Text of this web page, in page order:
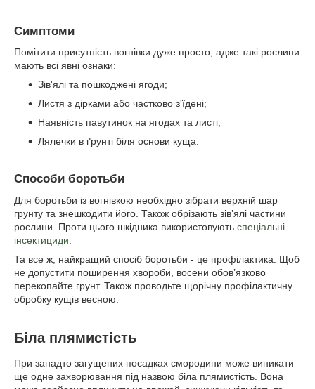
Симптоми
Помітити присутність вогнівки дуже просто, адже такі рослини
мають всі явні ознаки:
Зів'ялі та пошкоджені ягоди;
Листя з дірками або частково з'їдені;
Наявність павутинок на ягодах та листі;
Лялечки в ґрунті біля основи куща.
Способи боротьби
Для боротьби із вогнівкою необхідно зібрати верхній шар
грунту та знешкодити його. Також обрізають зів’ялі частини
рослини. Проти цього шкідника використовують спеціальні
інсектициди
Та все ж, найкращий спосіб боротьби - це профілактика. Щоб
не допустити поширення хвороби, восени обов’язково
перекопайте грунт. Також проводьте щорічну профілактичну
обробку кущів весною.
Біла плямистість
При занадто загущених посадках смородини може виникати
ще одне захворювання під назвою біла плямистість. Вона